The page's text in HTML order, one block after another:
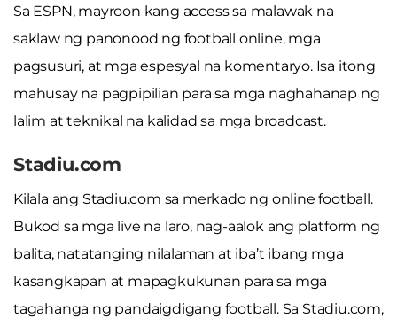
Sa ESPN, mayroon kang access sa malawak na
saklaw ng panonood ng football online, mga
pagsusuri, at mga espesyal na komentaryo. Isa itong
mahusay na pagpipilian para sa mga naghahanap ng
lalim at teknikal na kalidad sa mga broadcast.
Stadiu.com
Kilala ang Stadiu.com sa merkado ng online football.
Bukod sa mga live na laro, nag-aalok ang platform ng
balita, natatanging nilalaman at iba’t ibang mga
kasangkapan at mapagkukunan para sa mga
tagahanga ng pandaigdigang football. Sa Stadiu.com,